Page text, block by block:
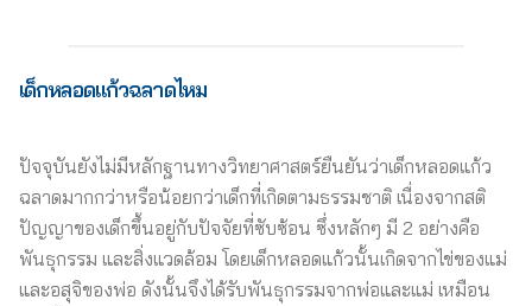
เด็กหลอดแก้วฉลาดไหม
ปัจจุบันยังไม่มีหลักฐานทางวิทยาศาสตร์ยืนยันว่าเด็กหลอดแก้ว
ฉลาดมากกว่าหรือน้อยกว่าเด็กที่เกิดตามธรรมชาติ เนื่องจากสติ
ปัญญาของเด็กขึ้นอยู่กับปัจจัยที่ซับซ้อน ซึ่งหลักๆ มี 2 อย่างคือ
พันธุกรรม และสิ่งแวดล้อม โดยเด็กหลอดแก้วนั้นเกิดจากไข่ของแม่
และอสุจิของพ่อ ดังนั้นจึงได้รับพันธุกรรมจากพ่อและแม่ เหมือน